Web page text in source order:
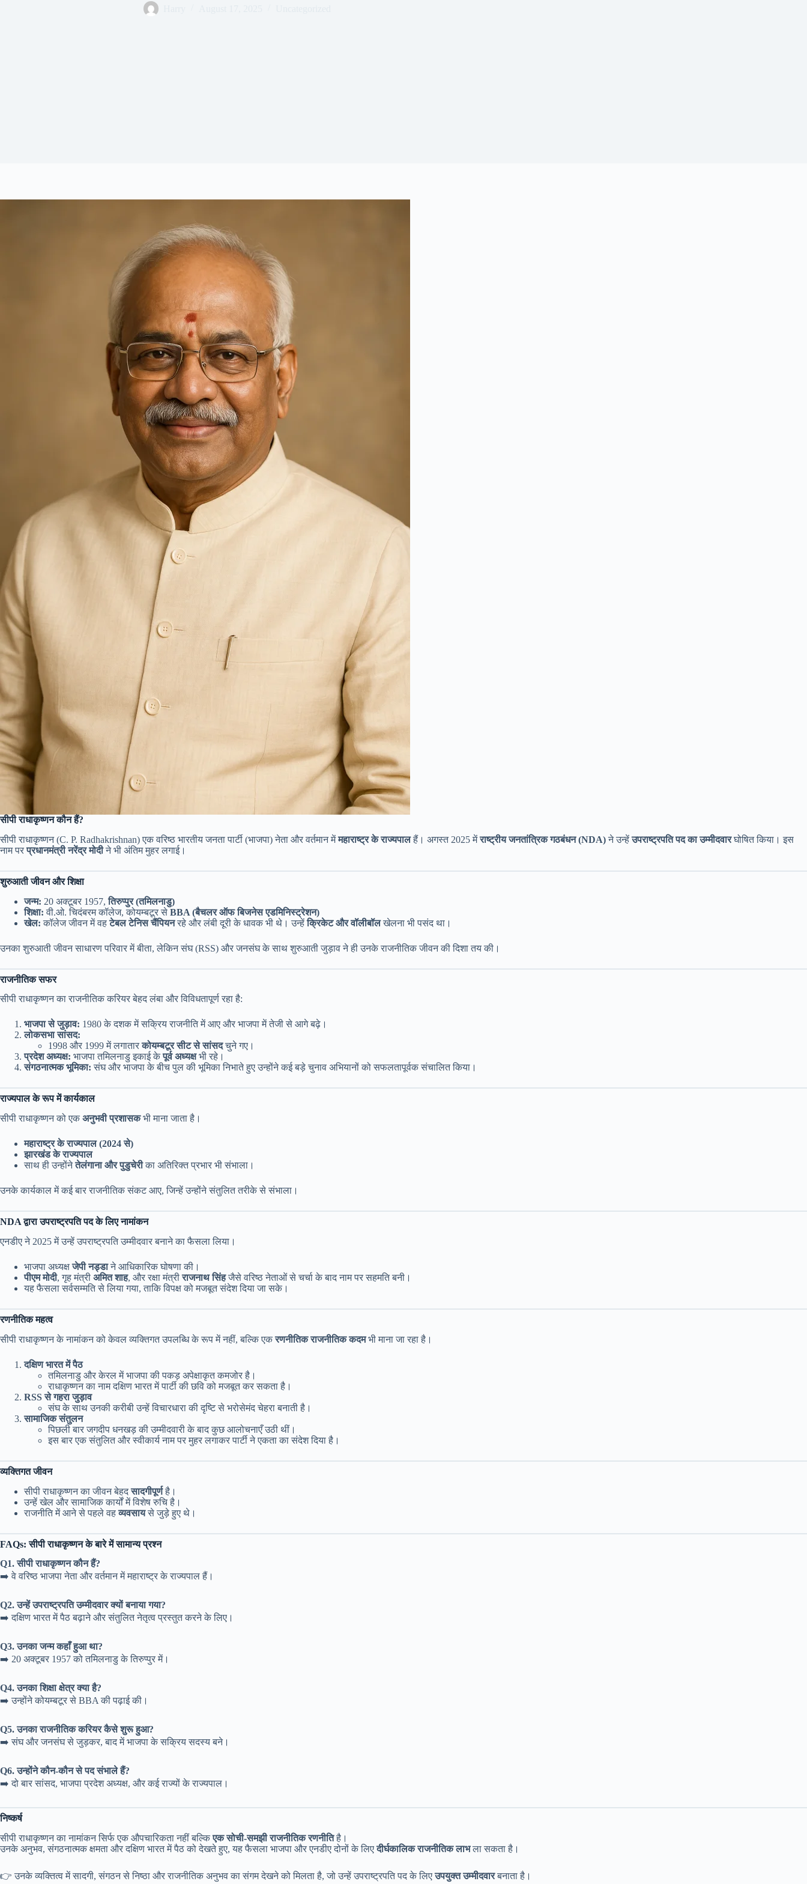
सीपी राधाकृष्णन कौन हैं?
सीपी राधाकृष्णन (C. P. Radhakrishnan) एक वरिष्ठ भारतीय जनता पार्टी (भाजपा) नेता और वर्तमान मेंमहाराष्ट्र के राज्यपालहैं। अगस्त 2025 मेंराष्ट्रीय जनतांत्रिक गठबंधन (NDA)ने उन्हेंउपराष्ट्रपति पद का उम्मीदवारघोषित किया। इस
नाम परप्रधानमंत्री नरेंद्र मोदीने भी अंतिम मुहर लगाई।
शुरुआती जीवन और शिक्षा
जन्म: 20 अक्टूबर 1957,तिरुप्पुर (तमिलनाडु)
शिक्षा: वी.ओ. चिदंबरम कॉलेज, कोयम्बटूर से BBA (बैचलर ऑफ बिजनेस एडमिनिस्ट्रेशन)
खेल: कॉलेज जीवन में वहटेबल टेनिस चैंपियनरहे और लंबी दूरी के धावक भी थे। उन्हेंक्रिकेट और वॉलीबॉलखेलना भी पसंद था।
उनका शुरुआती जीवन साधारण परिवार में बीता, लेकिन संघ (RSS) और जनसंघ के साथ शुरुआती जुड़ाव ने ही उनके राजनीतिक जीवन की दिशा तय की।
राजनीतिक सफर
सीपी राधाकृष्णन का राजनीतिक करियर बेहद लंबा और विविधतापूर्ण रहा है:
भाजपा से जुड़ाव: 1980 के दशक में सक्रिय राजनीति में आए और भाजपा में तेजी से आगे बढ़े।
लोकसभा सांसद:
1998 और 1999 में लगातारकोयम्बटूर सीट से सांसदचुने गए।
प्रदेश अध्यक्ष: भाजपा तमिलनाडु इकाई केपूर्व अध्यक्षभी रहे।
संगठनात्मक भूमिका: संघ और भाजपा के बीच पुल की भूमिका निभाते हुए उन्होंने कई बड़े चुनाव अभियानों को सफलतापूर्वक संचालित किया।
राज्यपाल के रूप में कार्यकाल
सीपी राधाकृष्णन को एक अनुभवी प्रशासकभी माना जाता है।
महाराष्ट्र के राज्यपाल (2024 से)
झारखंड के राज्यपाल
साथ ही उन्होंनेतेलंगाना और पुडुचेरीका अतिरिक्त प्रभार भी संभाला।
उनके कार्यकाल में कई बार राजनीतिक संकट आए, जिन्हें उन्होंने संतुलित तरीके से संभाला।
NDA द्वारा उपराष्ट्रपति पद के लिए नामांकन
एनडीए ने 2025 में उन्हें उपराष्ट्रपति उम्मीदवार बनाने का फैसला लिया।
भाजपा अध्यक्षजेपी नड्डाने आधिकारिक घोषणा की।
पीएम मोदी, गृह मंत्री अमित शाह, और रक्षा मंत्रीराजनाथ सिंहजैसे वरिष्ठ नेताओं से चर्चा के बाद नाम पर सहमति बनी।
यह फैसला सर्वसम्मति से लिया गया, ताकि विपक्ष को मजबूत संदेश दिया जा सके।
रणनीतिक महत्व
सीपी राधाकृष्णन के नामांकन को केवल व्यक्तिगत उपलब्धि के रूप में नहीं, बल्कि एकरणनीतिक राजनीतिक कदमभी माना जा रहा है।
दक्षिण भारत में पैठ
तमिलनाडु और केरल में भाजपा की पकड़ अपेक्षाकृत कमजोर है।
राधाकृष्णन का नाम दक्षिण भारत में पार्टी की छवि को मजबूत कर सकता है।
RSS से गहरा जुड़ाव
संघ के साथ उनकी करीबी उन्हें विचारधारा की दृष्टि से भरोसेमंद चेहरा बनाती है।
सामाजिक संतुलन
पिछली बार जगदीप धनखड़ की उम्मीदवारी के बाद कुछ आलोचनाएँ उठी थीं।
इस बार एक संतुलित और स्वीकार्य नाम पर मुहर लगाकर पार्टी ने एकता का संदेश दिया है।
व्यक्तिगत जीवन
सीपी राधाकृष्णन का जीवन बेहदसादगीपूर्णहै।
उन्हें खेल और सामाजिक कार्यों में विशेष रुचि है।
राजनीति में आने से पहले वहव्यवसायसे जुड़े हुए थे।
FAQs: सीपी राधाकृष्णन के बारे में सामान्य प्रश्न
Q1. सीपी राधाकृष्णन कौन हैं?
➡️ वे वरिष्ठ भाजपा नेता और वर्तमान में महाराष्ट्र के राज्यपाल हैं।
Q2. उन्हें उपराष्ट्रपति उम्मीदवार क्यों बनाया गया?
➡️ दक्षिण भारत में पैठ बढ़ाने और संतुलित नेतृत्व प्रस्तुत करने के लिए।
Q3. उनका जन्म कहाँ हुआ था?
➡️ 20 अक्टूबर 1957 को तमिलनाडु के तिरुप्पुर में।
Q4. उनका शिक्षा क्षेत्र क्या है?
➡️ उन्होंने कोयम्बटूर से BBA की पढ़ाई की।
Q5. उनका राजनीतिक करियर कैसे शुरू हुआ?
➡️ संघ और जनसंघ से जुड़कर, बाद में भाजपा के सक्रिय सदस्य बने।
Q6. उन्होंने कौन-कौन से पद संभाले हैं?
➡️ दो बार सांसद, भाजपा प्रदेश अध्यक्ष, और कई राज्यों के राज्यपाल।
निष्कर्ष
सीपी राधाकृष्णन का नामांकन सिर्फ एक औपचारिकता नहीं बल्किएक सोची-समझी राजनीतिक रणनीतिहै।
उनके अनुभव, संगठनात्मक क्षमता और दक्षिण भारत में पैठ को देखते हुए, यह फैसला भाजपा और एनडीए दोनों के लिएदीर्घकालिक राजनीतिक लाभला सकता है।
👉 उनके व्यक्तित्व में सादगी, संगठन से निष्ठा और राजनीतिक अनुभव का संगम देखने को मिलता है, जो उन्हें उपराष्ट्रपति पद के लिएउपयुक्त उम्मीदवारबनाता है।